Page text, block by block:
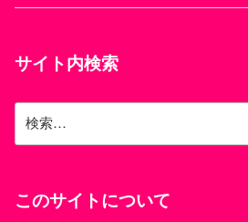
サイト内検索
検
このサイトについて